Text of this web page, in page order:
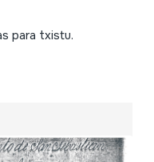
para txistu.